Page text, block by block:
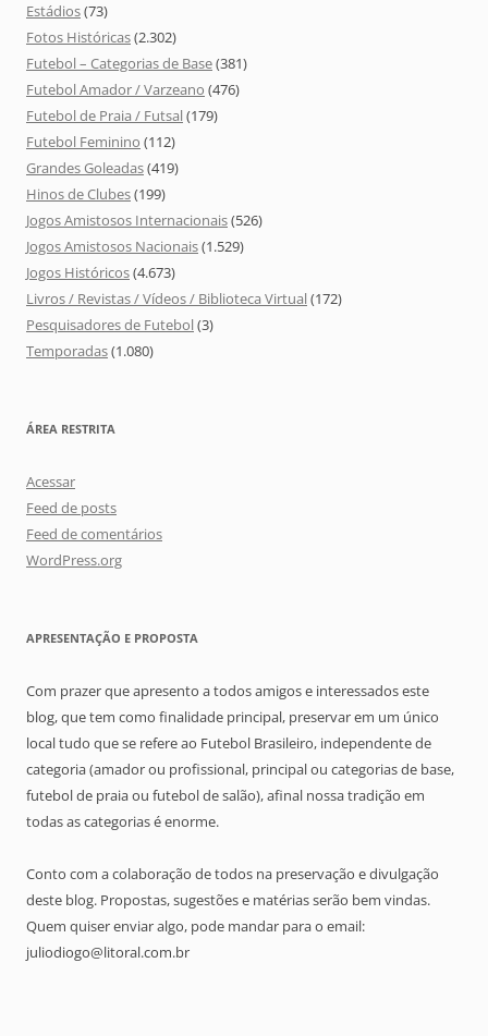
Estádios(73)
Fotos Históricas(2.302)
Futebol – Categorias de Base(381)
Futebol Amador / Varzeano (476)
Futebol de Praia / Futsal(179)
Futebol Feminino (112)
Grandes Goleadas(419)
Hinos de Clubes(199)
Jogos Amistosos Internacionais(526)
Jogos Amistosos Nacionais(1.529)
Jogos Históricos(4.673)
Livros / Revistas / Vídeos / Biblioteca Virtual(172)
Pesquisadores de Futebol(3)
Temporadas(1.080)
ÁREA RESTRITA
Acessar
Feed de posts
Feed de comentários
WordPress.org
APRESENTAÇÃO E PROPOSTA
Com prazer que apresento a todos amigos e interessados este
blog, que tem como finalidade principal, preservar em um único
local tudo que se refere ao Futebol Brasileiro, independente de
categoria (amador ou profissional, principal ou categorias de base,
futebol de praia ou futebol de salão), afinal nossa tradição em
todas as categorias é enorme.
Conto com a colaboração de todos na preservação e divulgação
deste blog. Propostas, sugestões e matérias serão bem vindas.
Quem quiser enviar algo, pode mandar para o email:
juliodiogo@litoral.com.br